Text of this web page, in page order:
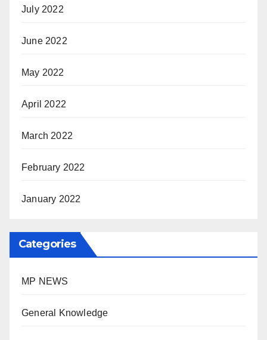
July 2022
June 2022
May 2022
April 2022
March 2022
February 2022
January 2022
Categories
MP NEWS
General Knowledge